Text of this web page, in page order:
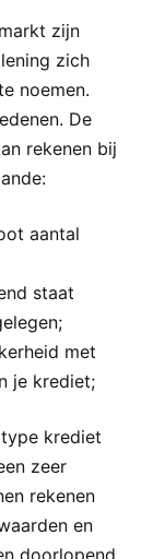
zijn
zich
noemen.
De
rekenen bij
aantal
staat
met
je krediet;
krediet
zeer
rekenen
en
doorlopend